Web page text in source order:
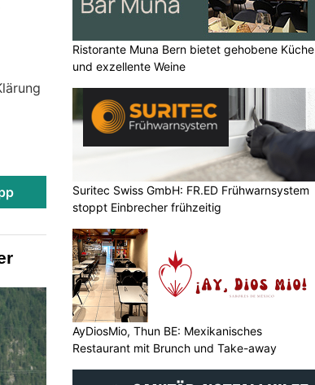
Ristorante Muna Bern bietet gehobene Küche
und exzellente Weine
Suritec Swiss GmbH: FR.ED Frühwarnsystem
stoppt Einbrecher frühzeitig
AyDiosMio, Thun BE: Mexikanisches
Restaurant mit Brunch und Take-away